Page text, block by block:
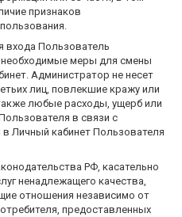
признаков
входа Пользователь
меры для смены
Администратор не несет
лиц, повлекшие кражу или
любые расходы, ущерб или
в связи с
Личный кабинет Пользователя
РФ, касательно
ненадлежащего качества,
отношения независимо от
предоставленных